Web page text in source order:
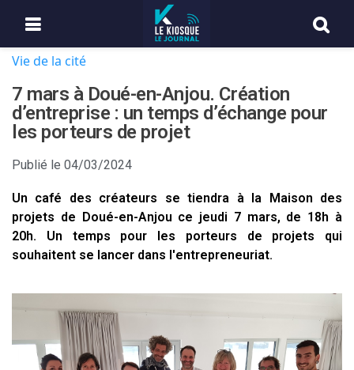
Vie de la cité
7 mars à Doué-en-Anjou. Création
d’entreprise : un temps d’échange pour
les porteurs de projet
Publié le 04/03/2024
Un café des créateurs se tiendra à la Maison des
projets de Doué-en-Anjou ce jeudi 7 mars, de 18h à
20h. Un temps pour les porteurs de projets qui
souhaitent se lancer dans l'entrepreneuriat.